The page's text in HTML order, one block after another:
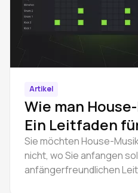
Artikel
Wie man
Ein Leitfaden
Sie möchten House-
nicht, wo Sie anfangen
anfängerfreundlichen